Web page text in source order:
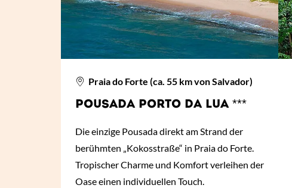
Praia do Forte (ca. 55 km von Salvador)
POUSADA PORTO DA LUA ***
Die einzige Pousada direkt am Strand der
berühmten „Kokosstraße“ in Praia do Forte.
Tropischer Charme und Komfort verleihen der
Oase einen individuellen Touch.